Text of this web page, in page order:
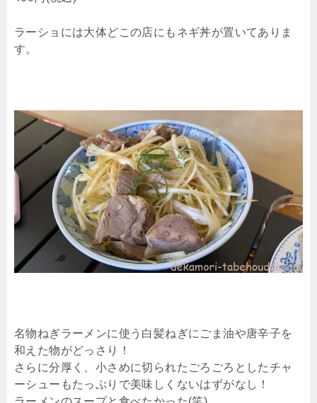
ラーショには大体どこの店にもネギ丼が置いてありま
す。
名物ねぎラーメンに使う白髪ねぎにごま油や唐辛子を
和えた物がどっさり！
さらに分厚く、小さめに切られたごろごろとしたチャ
ーシューもたっぷりで美味しくないはずがなし！